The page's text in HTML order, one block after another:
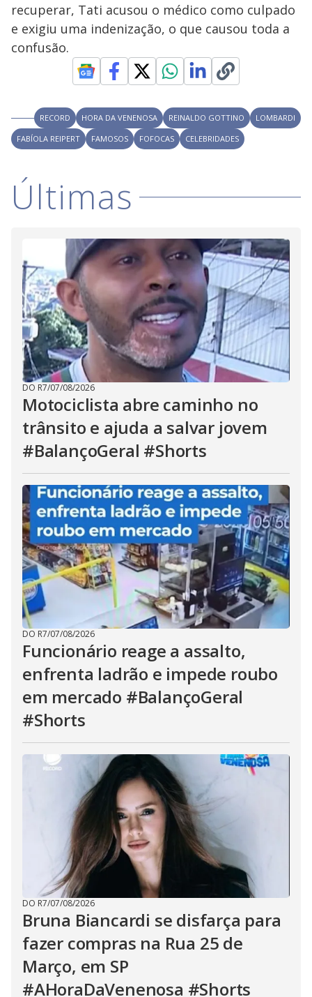
recuperar, Tati acusou o médico como culpado
e exigiu uma indenização, o que causou toda a
confusão.
RECORD HORA DA VENENOSA REINALDO GOTTINO
LOMBARDI
FABÍOLA REIPERT
FAMOSOS FOFOCAS CELEBRIDADES
Últimas
DO R7/07/08/2026
Motociclista abre caminho no
trânsito e ajuda a salvar jovem
#BalançoGeral #Shorts
DO R7/07/08/2026
Funcionário reage a assalto,
enfrenta ladrão e impede roubo
em mercado #BalançoGeral
#Shorts
DO R7/07/08/2026
Bruna Biancardi se disfarça para
fazer compras na Rua 25 de
Março, em SP
#AHoraDaVenenosa #Shorts